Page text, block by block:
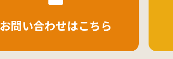
お問い合わせはこちら